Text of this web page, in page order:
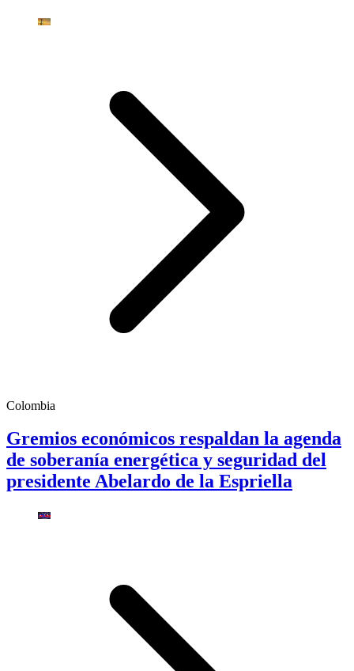
Colombia
Gremios económicos respaldan la agenda
de soberanía energética y seguridad del
presidente Abelardo de la Espriella